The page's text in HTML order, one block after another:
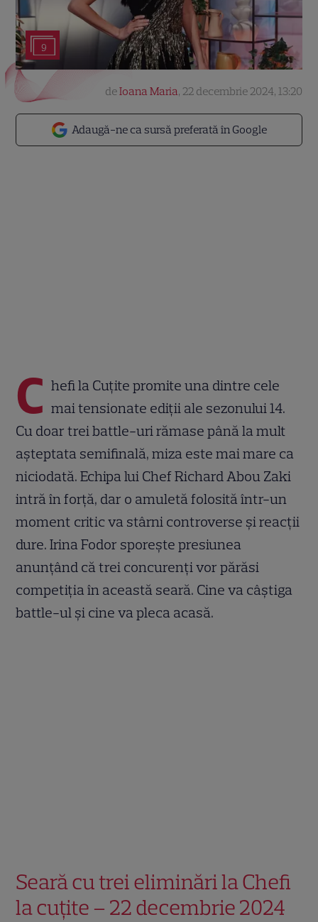
9
Adaugă-ne ca sursă preferată în Google
deIoana Maria, 22 decembrie 2024, 13:20
C hefi la Cuțite promite una dintre cele
mai tensionate ediții ale sezonului 14.
Cu doar trei battle-uri rămase până la mult
așteptata semifinală, miza este mai mare ca
niciodată. Echipa lui Chef Richard Abou Zaki
intră în forță, dar o amuletă folosită într-un
moment critic va stârni controverse și reacții
dure. Irina Fodor sporește presiunea
anunțând că trei concurenți vor părăsi
competiția în această seară. Cine va câștiga
battle-ul și cine va pleca acasă.
Seară cu trei eliminări la Chefi
la cuțite – 22 decembrie 2024